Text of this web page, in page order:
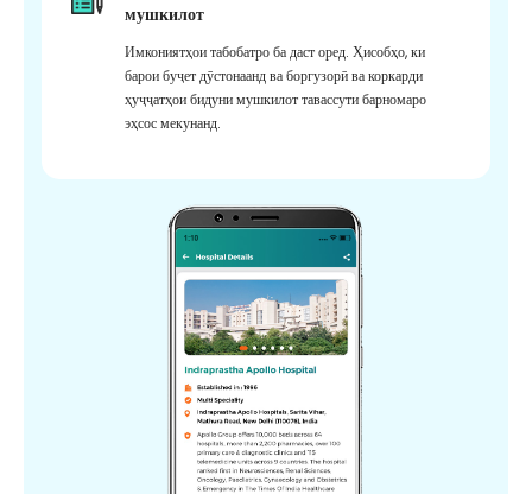
мушкилот
Имкониятҳои табобатро ба даст оред. Ҳисобҳо, ки
барои буҷет дӯстонаанд ва боргузорӣ ва коркарди
ҳуҷҷатҳои бидуни мушкилот тавассути барномаро
эҳсос мекунанд.